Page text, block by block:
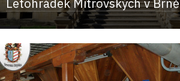
Letohrádek Mitrovských v Brně